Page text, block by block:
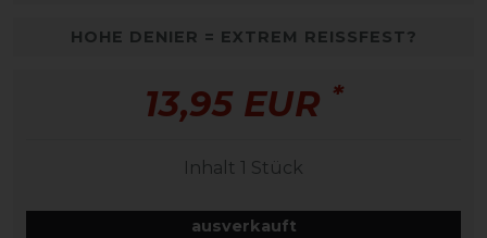
HOHE DENIER = EXTREM REISSFEST?
13,95 EUR *
Inhalt 1 Stück
ausverkauft